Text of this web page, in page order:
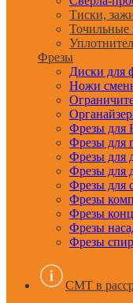
Тиски,
Точильные
Фрезы
Диски для
Ножи
Фрезы для
Фрезы для
Фрезы для
Фрезы для
Фрезы для
Фрезы
Фрезы
Фрезы
Фрезы
CMT в